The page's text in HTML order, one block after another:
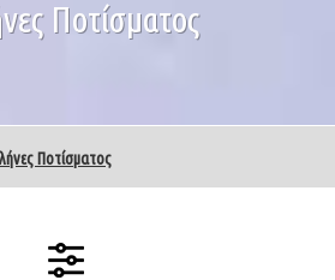
Ποτίσματος
Ποτίσματος